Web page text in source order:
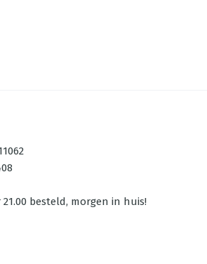
21.00 besteld, morgen in huis!